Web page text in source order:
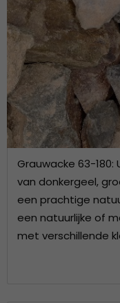
Grauwacke 63-
van donkergeel,
een prachtige
een natuurlijke of
met verschillende